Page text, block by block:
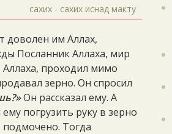
сахих - сахих иснад макту
доволен им Аллах,
Посланник Аллаха, мир
Аллаха, проходил мимо
зерно. Он спросил
Он рассказал ему. А
погрузить руку в зерно
подмочено. Тогда